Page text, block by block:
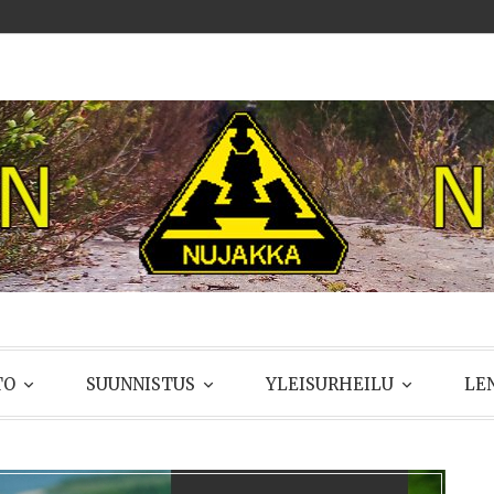
SUUNNISTUS YLEISURHEILU